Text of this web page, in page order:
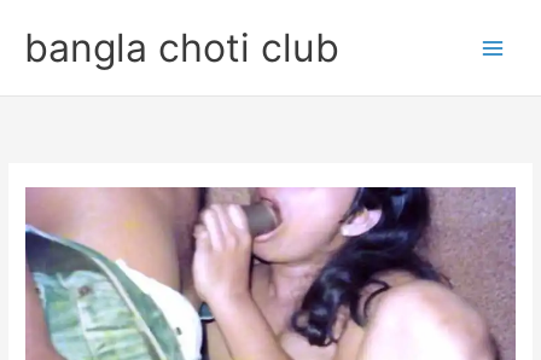
contentbangla choti club